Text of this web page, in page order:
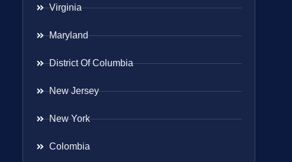
Virginia
Maryland
District Of Columbia
New Jersey
New York
Colombia